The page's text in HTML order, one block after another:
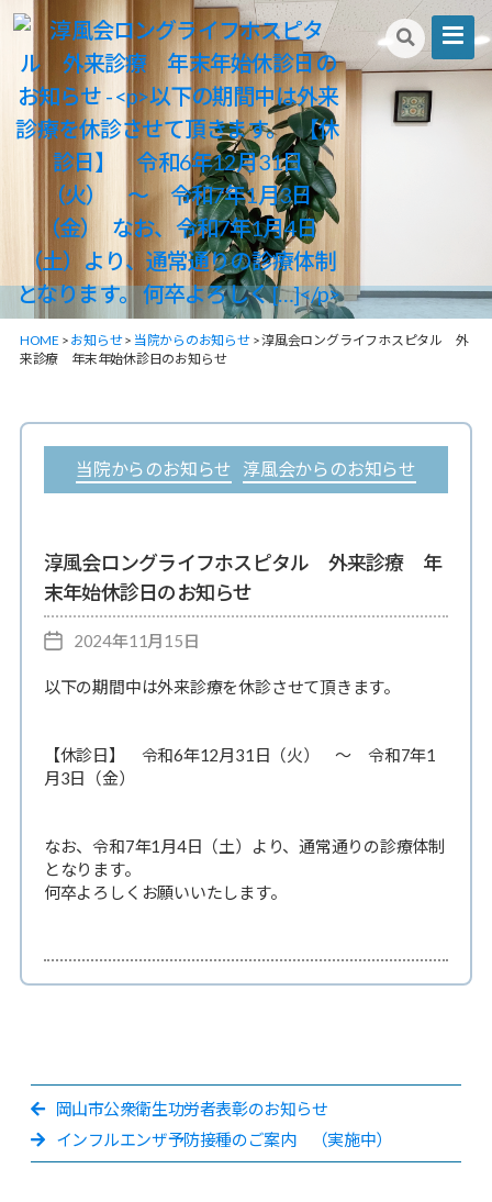
淳
風
ロ
ン
グ
イ
フ
ホ
ス
ピ
ル
HOME > お知らせ> 当院からのお知らせ>淳風会ロングライフホスピタル 外
来診療 年末年始休診日のお知らせ
テ
ー
当院からのお知らせ 淳風会からのお知らせ
淳風会ロングライフホスピタル 外来診療 年
末年始休診日のお知らせ
投
日
2024年11月15日
以下の期間中は外来診療を休診させて頂きます。
【休診日】 令和6年12月31日（火） ～ 令和7年1
月3日（金）
なお、令和7年1月4日（土）より、通常通りの診療体制
となります。
何卒よろしくお願いいたします。
岡山市公衆衛生功労者表彰のお知らせ
インフルエンザ予防接種のご案内 （実施中）